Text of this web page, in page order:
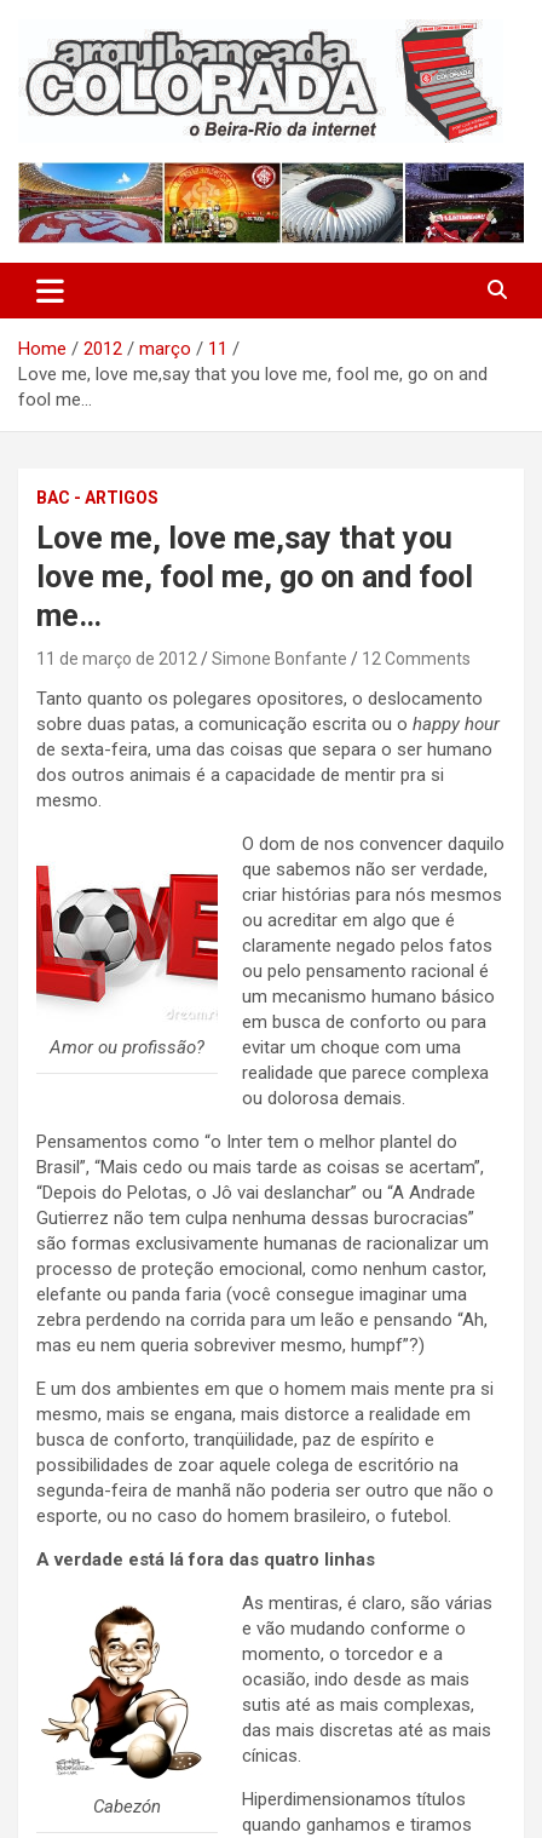
content
Arquibancada Colorada
Home 2012 março
11
Love me, love me,say that you love me, fool me, go on and
fool me…
BAC - ARTIGOS
Love me, love me,say that you
love me, fool me, go on and fool
me…
11 de março de 2012 Simone Bonfante 12 Comments
Tanto quanto os polegares opositores, o deslocamento
sobre duas patas, a comunicação escrita ou o happy hour
de sexta-feira, uma das coisas que separa o ser humano
dos outros animais é a capacidade de mentir pra si
mesmo.
Amor ou profissão?
O dom de nos convencer daquilo
que sabemos não ser verdade,
criar histórias para nós mesmos
ou acreditar em algo que é
claramente negado pelos fatos
ou pelo pensamento racional é
um mecanismo humano básico
em busca de conforto ou para
evitar um choque com uma
realidade que parece complexa
ou dolorosa demais.
Pensamentos como “o Inter tem o melhor plantel do
Brasil”, “Mais cedo ou mais tarde as coisas se acertam”,
“Depois do Pelotas, o Jô vai deslanchar” ou “A Andrade
Gutierrez não tem culpa nenhuma dessas burocracias”
são formas exclusivamente humanas de racionalizar um
processo de proteção emocional, como nenhum castor,
elefante ou panda faria (você consegue imaginar uma
zebra perdendo na corrida para um leão e pensando “Ah,
mas eu nem queria sobreviver mesmo, humpf”?)
E um dos ambientes em que o homem mais mente pra si
mesmo, mais se engana, mais distorce a realidade em
busca de conforto, tranqüilidade, paz de espírito e
possibilidades de zoar aquele colega de escritório na
segunda-feira de manhã não poderia ser outro que não o
esporte, ou no caso do homem brasileiro, o futebol.
A verdade está lá fora das quatro linhas
Cabezón
As mentiras, é claro, são várias
e vão mudando conforme o
momento, o torcedor e a
ocasião, indo desde as mais
sutis até as mais complexas,
das mais discretas até as mais
cínicas.
Hiperdimensionamos títulos
quando ganhamos e tiramos